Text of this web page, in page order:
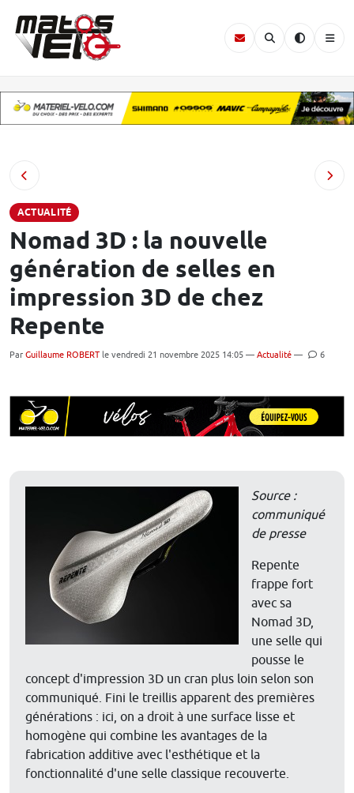
ACTUALITÉ
Nomad 3D : la nouvelle
génération de selles en
impression 3D de chez
Repente
Par Guillaume ROBERT le vendredi 21 novembre 2025 14:05 — Actualité — 6
Source :
communiqué
de presse
Repente
frappe fort
avec sa
Nomad 3D,
une selle qui
pousse le
concept d'impression 3D un cran plus loin selon son
communiqué. Fini le treillis apparent des premières
générations : ici, on a droit à une surface lisse et
homogène qui combine les avantages de la
fabrication additive avec l'esthétique et la
fonctionnalité d'une selle classique recouverte.